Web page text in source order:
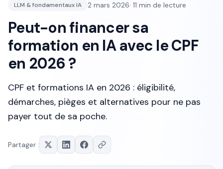
LLM & fondamentaux IA 2 mars 2026· 11 min de lecture
Peut-on financer sa
formation en IA avec le CPF
en 2026 ?
CPF et formations IA en 2026 : éligibilité,
démarches, pièges et alternatives pour ne pas
payer tout de sa poche.
Partager :